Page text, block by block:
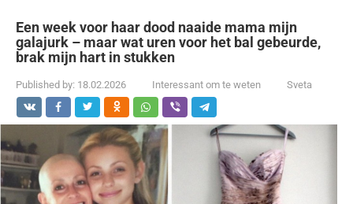
Een week voor haar dood naaide mama mijn
galajurk – maar wat uren voor het bal gebeurde,
brak mijn hart in stukken
Published by: 18.02.2026 Interessant om te weten Sveta